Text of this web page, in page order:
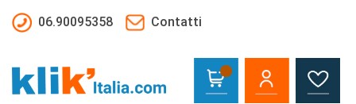
06.90095358
Contatti